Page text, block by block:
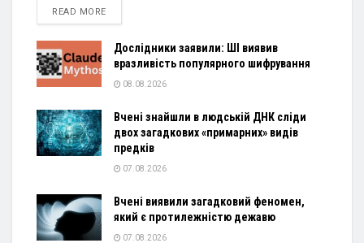
READ MOREDETAILS
Дослідники заявили: ШІ виявив
вразливість популярного шифрування
08.08.2026
Вчені знайшли в людській ДНК сліди
двох загадкових «примарних» видів
предків
07.08.2026
Вчені виявили загадковий феномен,
який є протилежністю дежавю
07.08.2026